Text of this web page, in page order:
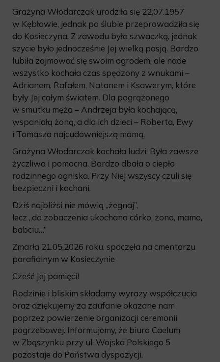
Grażyna Włodarczak urodziła się 22.07.1957
w Kębłowie, jednak po ślubie przeprowadziła się
do Kosieczyna. Z zawodu była szwaczką, jednak
szycie było jednocześnie Jej wielką pasją. Bardzo
lubiła zajmować się swoim ogrodem, ale nade
wszystko kochała czas spędzony z wnukami –
Adrianem, Rafałem, Natanem i Ksawerym, które
były Jej całym światem. Dla pogrążonego
w smutku męża – Andrzeja była kochającą,
wspaniałą żoną, a dla ich dzieci – Roberta, Ewy
i Tomasza najcudowniejszą mamą.
Grażyna Włodarczak kochała ludzi. Była zawsze
życzliwa i pomocna. Bardzo dbała o ciepło
rodzinnego ogniska. Przy Niej wszyscy czuli się
bezpieczni i kochani.
Dziś najbliżsi nie mówią „żegnaj”,
lecz „do zobaczenia ukochana córko, żono, mamo,
babciu…”
Zmarła 21.05.2026 roku, spoczęła na cmentarzu
parafialnym w Kosieczynie
Cześć Jej pamięci!
Rodzinie i bliskim składamy wyrazy współczucia
oraz dziękujemy za zaufanie okazane nam
poprzez powierzenie organizacji ceremonii
pogrzebowej. Informujemy, że biuro Caelum
w Zbąszynku przy ul. Wojska Polskiego 5
pozostaje do Państwa dyspozycji.